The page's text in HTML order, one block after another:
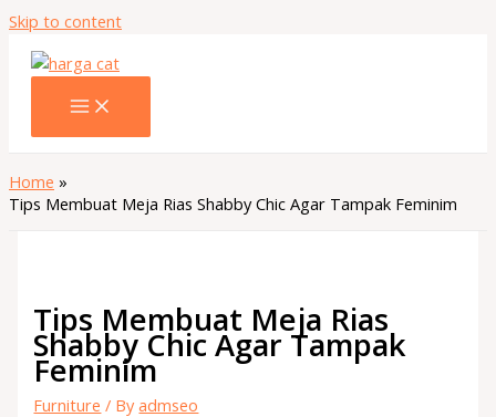
Skip to content
Home
Tips Membuat Meja Rias Shabby Chic Agar Tampak Feminim
Tips Membuat Meja Rias
Shabby Chic Agar Tampak
Feminim
Furniture / Byadmseo